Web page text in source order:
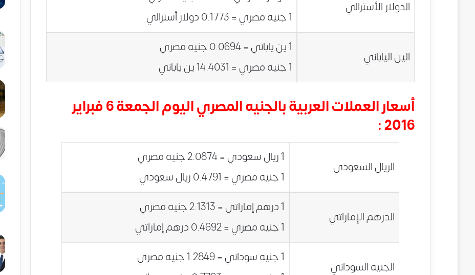
الدولار الأسترالي
1 جنيه مصري = 0.1773 دولار أسترالي
الين الياباني
1 ين ياباني = 0.0694 جنيه مصري
1 جنيه مصري = 14.4031 ين ياباني
أسعار العملات العربية بالجنيه المصري اليوم الجمعة 6 فبراير
2016 :
الريال السعودي
1 ريال سعودي = 2.0874 جنيه مصري
1 جنيه مصري = 0.4791 ريال سعودي
الدرهم الإماراتي
1 درهم إماراتي = 2.1313 جنيه مصري
1 جنيه مصري = 0.4692 درهم إماراتي
الجنيه السوداني
1 جنيه سوداني = 1.2849 جنيه مصري